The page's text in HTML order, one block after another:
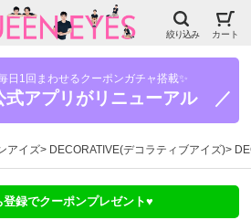
絞り込み カート
日1回まわせるクーポンガチャ搭載✨
アプリがリニューアル ／
アイズ DECORATIVE(デコラティブアイズ)
録でクーポンプレゼント♥